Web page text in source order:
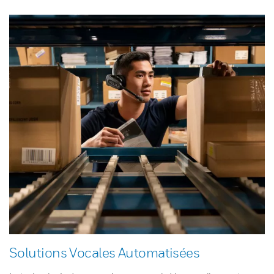
Solutions Vocales Automatisées